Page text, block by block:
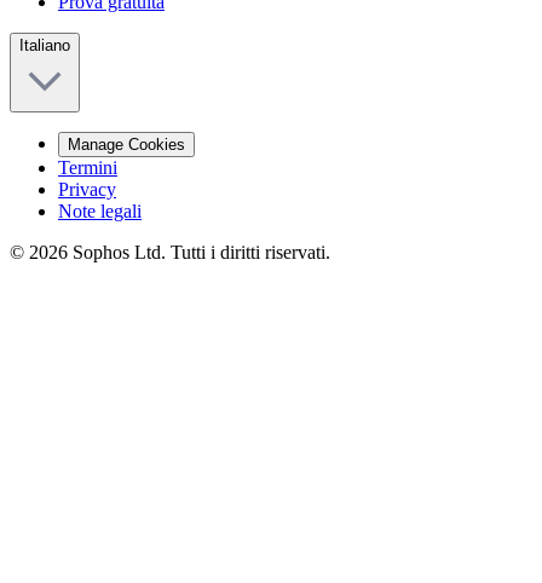
Italiano
Manage Cookies
Termini
Privacy
Note legali
© 2026 Sophos Ltd. Tutti i diritti riservati.